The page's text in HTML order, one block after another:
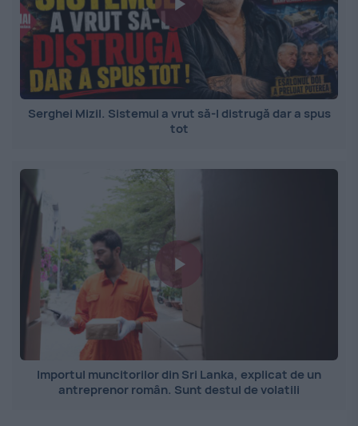
Serghei Mizil. Sistemul a vrut să-l distrugă dar a spus
tot
Importul muncitorilor din Sri Lanka, explicat de un
antreprenor român. Sunt destul de volatili